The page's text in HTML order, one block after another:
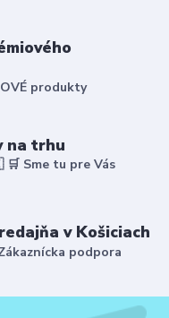
produkty
na trhu
Sme tu pre Vás
v Košiciach
podpora